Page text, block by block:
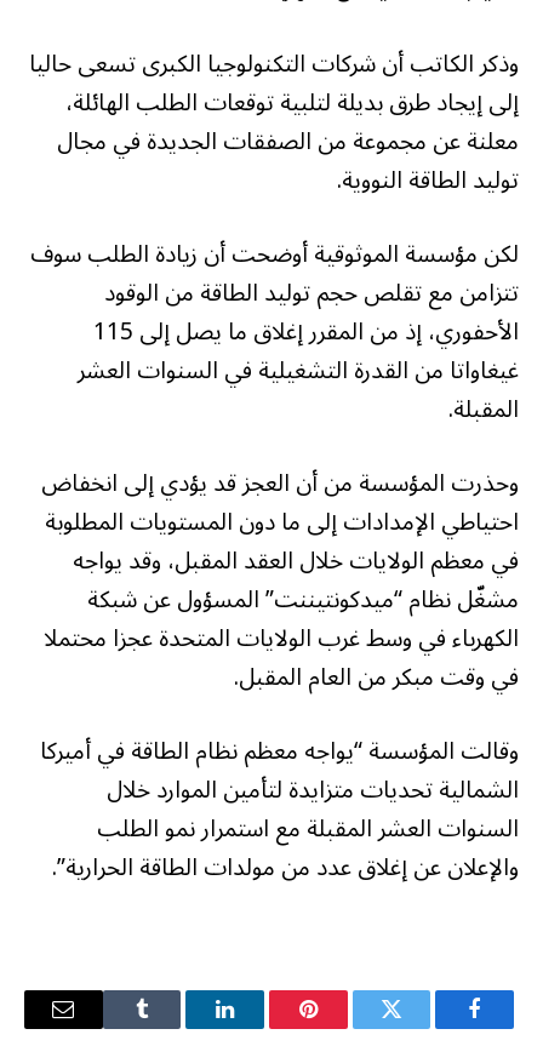
وذكر الكاتب أن شركات التكنولوجيا الكبرى تسعى حاليا
إلى إيجاد طرق بديلة لتلبية توقعات الطلب الهائلة،
معلنة عن مجموعة من الصفقات الجديدة في مجال
توليد الطاقة النووية.
لكن مؤسسة الموثوقية أوضحت أن زيادة الطلب سوف
تتزامن مع تقلص حجم توليد الطاقة من الوقود
الأحفوري، إذ من المقرر إغلاق ما يصل إلى 115
غيغاواتا من القدرة التشغيلية في السنوات العشر
المقبلة.
وحذرت المؤسسة من أن العجز قد يؤدي إلى انخفاض
احتياطي الإمدادات إلى ما دون المستويات المطلوبة
في معظم الولايات خلال العقد المقبل، وقد يواجه
مشغّل نظام “ميدكونتيننت” المسؤول عن شبكة
الكهرباء في وسط غرب الولايات المتحدة عجزا محتملا
في وقت مبكر من العام المقبل.
وقالت المؤسسة “يواجه معظم نظام الطاقة في أميركا
الشمالية تحديات متزايدة لتأمين الموارد خلال
السنوات العشر المقبلة مع استمرار نمو الطلب
والإعلان عن إغلاق عدد من مولدات الطاقة الحرارية”.
فيسبوك تويتر بينتيريستلينكدإن Tumblr
البريد